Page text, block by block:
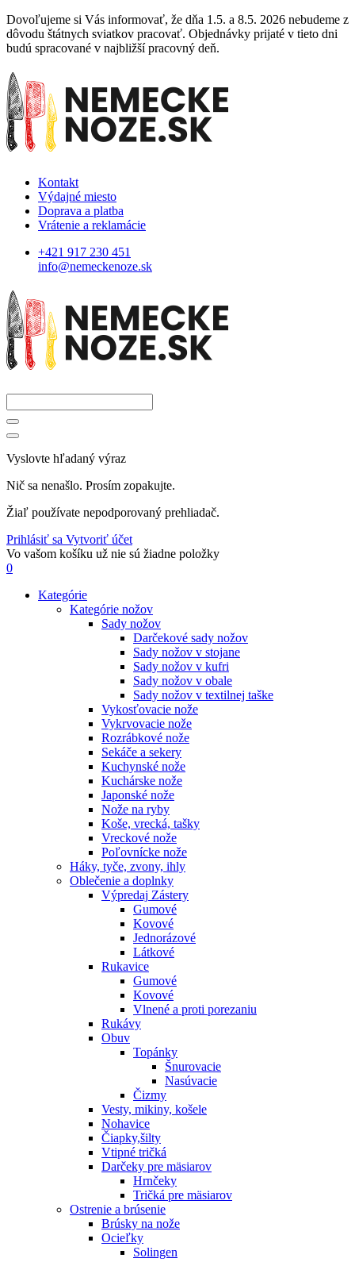
Dovoľujeme si Vás informovať, že dňa 1.5. a 8.5. 2026 nebudeme z
dôvodu štátnych sviatkov pracovať. Objednávky prijaté v tieto dni
budú spracované v najbližší pracovný deň.
Kontakt
Výdajné miesto
Doprava a platba
Vrátenie a reklamácie
+421 917 230 451
info@nemeckenoze.sk
Vyslovte hľadaný výraz
Nič sa nenašlo. Prosím zopakujte.
Žiaľ používate nepodporovaný prehliadač.
Prihlásiť sa Vytvoriť účet
Vo vašom košíku už nie sú žiadne položky
0
Kategórie
Kategórie nožov
Sady nožov
Darčekové sady nožov
Sady nožov v stojane
Sady nožov v kufri
Sady nožov v obale
Sady nožov v textilnej taške
Vykosťovacie nože
Vykrvovacie nože
Rozrábkové nože
Sekáče a sekery
Kuchynské nože
Kuchárske nože
Japonské nože
Nože na ryby
Koše, vrecká, tašky
Vreckové nože
Poľovnícke nože
Háky, tyče, zvony, ihly
Oblečenie a doplnky
Výpredaj Zástery
Gumové
Kovové
Jednorázové
Látkové
Rukavice
Gumové
Kovové
Vlnené a proti porezaniu
Rukávy
Obuv
Topánky
Šnurovacie
Nasúvacie
Čizmy
Vesty, mikiny, košele
Nohavice
Čiapky,šilty
Vtipné tričká
Darčeky pre mäsiarov
Hrnčeky
Tričká pre mäsiarov
Ostrenie a brúsenie
Brúsky na nože
Ocieľky
Solingen